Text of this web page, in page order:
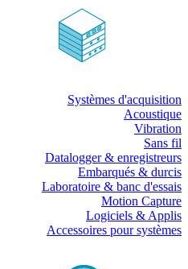
Systèmes d'acquisition
Acoustique
Vibration
Sans fil
Datalogger & enregistreurs
Embarqués & durcis
Laboratoire & banc d'essais
Motion Capture
Logiciels & Applis
Accessoires pour systèmes